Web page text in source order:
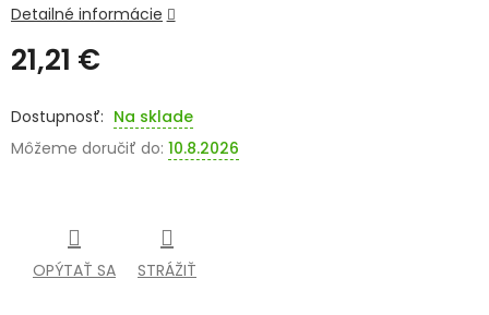
SENIORI
ZNAČKY
Prihlásenie
21,21 €
cena:
Na sklade
Môžeme doručiť do: 10.8.2026
Detailné informácie
OPÝTAŤ SA STRÁŽIŤ